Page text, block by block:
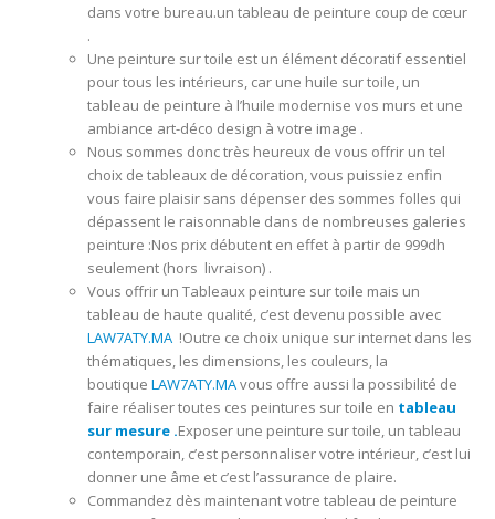
dans votre bureau.un tableau de peinture coup de cœur
.
Une peinture sur toile est un élément décoratif essentiel
pour tous les intérieurs, car une huile sur toile, un
tableau de peinture à l’huile modernise vos murs et une
ambiance art-déco design à votre image .
Nous sommes donc très heureux de vous offrir un tel
choix de tableaux de décoration, vous puissiez enfin
vous faire plaisir sans dépenser des sommes folles qui
dépassent le raisonnable dans de nombreuses galeries
peinture :Nos prix débutent en effet à partir de 999dh
seulement (hors livraison) .
Vous offrir un Tableaux peinture sur toile mais un
tableau de haute qualité, c’est devenu possible avec
LAW7ATY.MA !Outre ce choix unique sur internet dans les
thématiques, les dimensions, les couleurs, la
boutiqueLAW7ATY.MAvous offre aussi la possibilité de
faire réaliser toutes ces peintures sur toile en tableau
sur mesure .Exposer une peinture sur toile, un tableau
contemporain, c’est personnaliser votre intérieur, c’est lui
donner une âme et c’est l’assurance de plaire.
Commandez dès maintenant votre tableau de peinture